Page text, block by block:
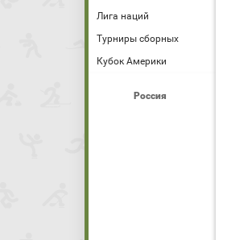
Лига наций
Турниры сборных
Кубок Америки
Россия